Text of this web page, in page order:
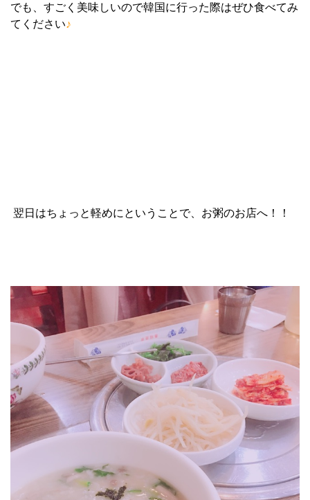
でも、すごく美味しいので韓国に行った際はぜひ食べてみ
てください♪
翌日はちょっと軽めにということで、お粥のお店へ！！